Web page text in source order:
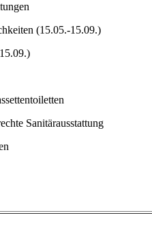
(15.05.-15.09.)
Sanitärausstattung